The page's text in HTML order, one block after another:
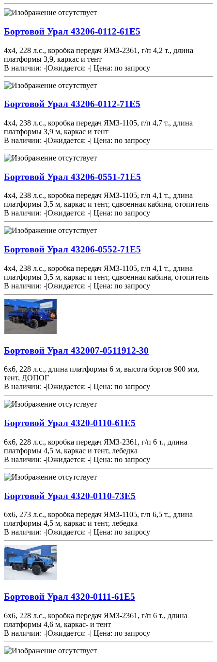
Бортовой Урал 43206-0112-61Е5
4х4, 228 л.с., коробка передач ЯМЗ-2361, г/п 4,2 т., длина
платформы 3,9, каркас и тент
В наличии: -|Ожидается: -| Цена: по запросу
Бортовой Урал 43206-0112-71Е5
4х4, 238 л.с., коробка передач ЯМЗ-1105, г/п 4,7 т., длина
платформы 3,9 м, каркас и тент
В наличии: -|Ожидается: -| Цена: по запросу
Бортовой Урал 43206-0551-71Е5
4х4, 238 л.с., коробка передач ЯМЗ-1105, г/п 4,1 т., длина
платформы 3,5 м, каркас и тент, сдвоенная кабина, отопитель
В наличии: -Ожидается: - Цена: по запросу
Бортовой Урал 43206-0552-71Е5
4х4, 238 л.с., коробка передач ЯМЗ-1105, г/п 4,1 т., длина
платформы 3,5 м, каркас и тент, сдвоенная кабина, отопитель
В наличии: -|Ожидается: -| Цена: по запросу
Бортовой Урал 432007-0511912-30
6х6, 228 л.с., длина платформы 6 м, высота бортов 900 мм,
тент, ДОПОГ
В наличии: -|Ожидается: -| Цена: по запросу
Бортовой Урал 4320-0110-61Е5
6х6, 228 л.с., коробка передач ЯМЗ-2361, г/п 6 т., длина
платформы 4,5 м, каркас и тент, лебедка
В наличии: -|Ожидается: -| Цена: по запросу
Бортовой Урал 4320-0110-73Е5
6х6, 273 л.с., коробка передач ЯМЗ-1105, г/п 6,5 т., длина
платформы 4,5 м, каркас и тент, лебедка
В наличии: -|Ожидается: -| Цена: по запросу
Бортовой Урал 4320-0111-61Е5
6х6, 228 л.с., коробка передач ЯМЗ-2361, г/п 6 т., длина
платформы 4,6 м, каркас- и тент
В наличии: -|Ожидается: -| Цена: по запросу